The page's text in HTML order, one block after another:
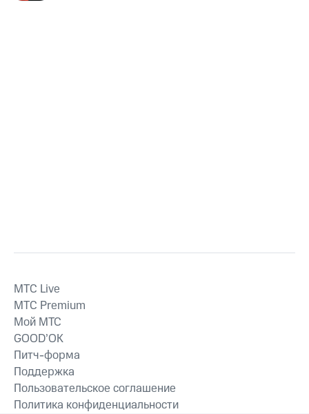
MTС Live
MTС Premium
Мой МТС
GOOD’OK
Питч-форма
Поддержка
Пользовательское соглашение
Политика конфиденциальности